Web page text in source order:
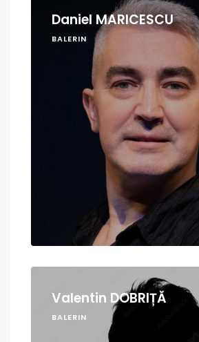
Daniel MARICESCU
BALERIN
Valentin DOBRIȚĂ
BALERIN